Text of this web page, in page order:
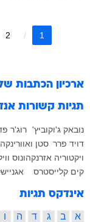
1
2
ארכיון הכתבות
תגיות קשורות
נובאק ג'וקוביץ' רוג'ר
דויד פרר סטן ואוורינקה
ויקטוריה אזרנקהונוס
קים קלייסטרס
אינדקס תגיות
א ב ג ד ה ו